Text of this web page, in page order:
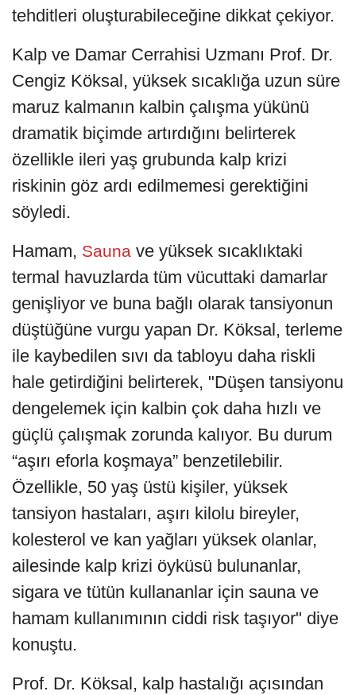
tehditleri oluşturabileceğine dikkat çekiyor.
Kalp ve Damar Cerrahisi Uzmanı Prof. Dr.
Cengiz Köksal, yüksek sıcaklığa uzun süre
maruz kalmanın kalbin çalışma yükünü
dramatik biçimde artırdığını belirterek
özellikle ileri yaş grubunda kalp krizi
riskinin göz ardı edilmemesi gerektiğini
söyledi.
Hamam, Sauna ve yüksek sıcaklıktaki
termal havuzlarda tüm vücuttaki damarlar
genişliyor ve buna bağlı olarak tansiyonun
düştüğüne vurgu yapan Dr. Köksal, terleme
ile kaybedilen sıvı da tabloyu daha riskli
hale getirdiğini belirterek, "Düşen tansiyonu
dengelemek için kalbin çok daha hızlı ve
güçlü çalışmak zorunda kalıyor. Bu durum
“aşırı eforla koşmaya” benzetilebilir.
Özellikle, 50 yaş üstü kişiler, yüksek
tansiyon hastaları, aşırı kilolu bireyler,
kolesterol ve kan yağları yüksek olanlar,
ailesinde kalp krizi öyküsü bulunanlar,
sigara ve tütün kullananlar için sauna ve
hamam kullanımının ciddi risk taşıyor" diye
konuştu.
Prof. Dr. Köksal, kalp hastalığı açısından